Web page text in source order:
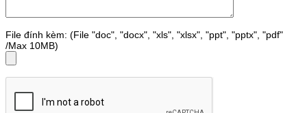
File đính kèm: (File "doc", "docx", "xls", "xlsx", "ppt", "pptx", "pdf"
/Max 10MB)